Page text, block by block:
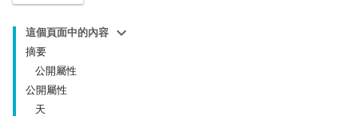
這個頁面中的內容
摘要
公開屬性
公開屬性
天